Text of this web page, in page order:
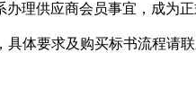
办理供应商会员事宜，成为
体要求及购买标书流程请联